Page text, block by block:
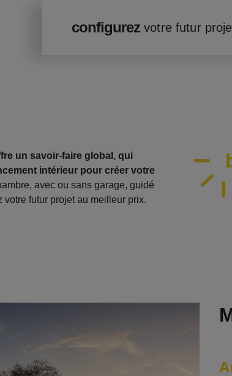
configurezvotre futur
un savoir-faire global, qui
intérieur pour créer votre
avec ou sans garage, guidé
futur projet au meilleur prix.